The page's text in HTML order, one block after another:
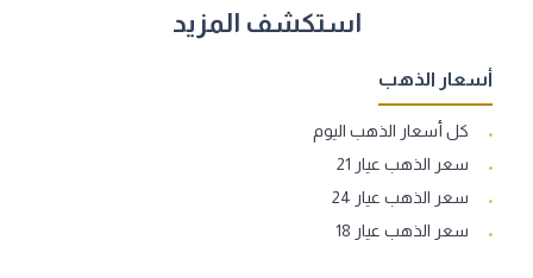
استكشف المزيد
أسعار الذهب
كل أسعار الذهب اليوم
سعر الذهب عيار 21
سعر الذهب عيار 24
سعر الذهب عيار 18